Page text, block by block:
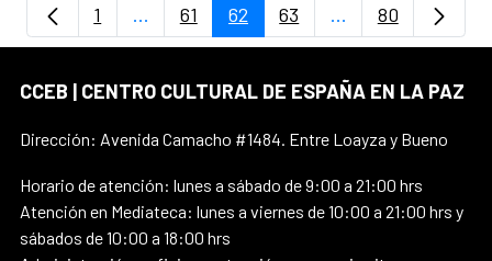
Página
1 ...Páginas intermedias Use TAB para
Página
61 Página
62 Página
63 ...PáginasPágina
80
CCEB | CENTRO CULTURAL DE ESPAÑA EN LA PAZ
Dirección: Avenida Camacho #1484. Entre Loayza y Bueno
Horario de atención: lunes a sábado de 9:00 a 21:00 hrs
Atención en Mediateca: lunes a viernes de 10:00 a 21:00 hrs y
sábados de 10:00 a 18:00 hrs